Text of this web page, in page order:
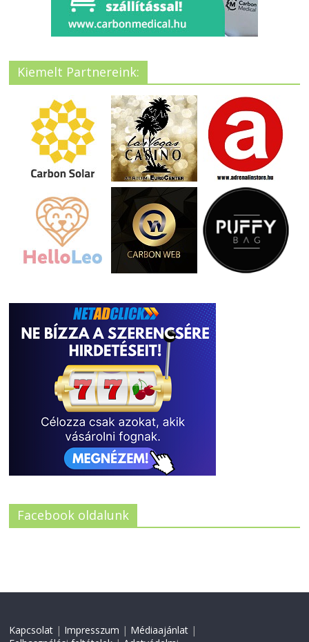
Kiemelt Partnereink:
Facebook oldalunk
Kapcsolat | Impresszum | Médiaajánlat |